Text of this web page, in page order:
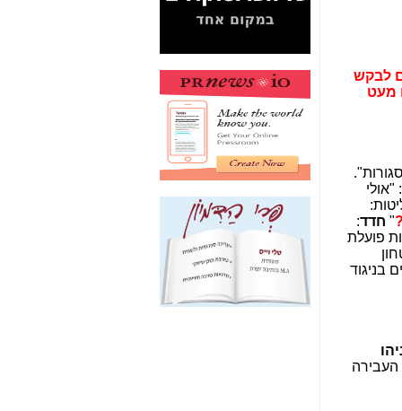
לבקש
מעט
: "אולי
" חדד:
פועלת
בניגוד
העבירה
עובדות ומסמכים
האם ביבי כשר
תקשורת עזר לקב'
בזק? -כאן
מה מקור ה-Fake
News שהביא לתפירת
תיק לביבי והעלמת
החשודים הנכונים -כאן
אחת הרגליים של "תיק
4000 התפור"
התמוטטה היום
בניצחון (כפול) של בזק
-
כאן
איך כתבות מפנקות